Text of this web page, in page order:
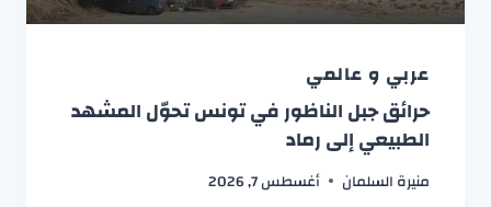
عربي و عالمي
حرائق جبل الناظور في تونس تحوّل المشهد
الطبيعي إلى رماد
منيرة السلمان أغسطس 7, 2026